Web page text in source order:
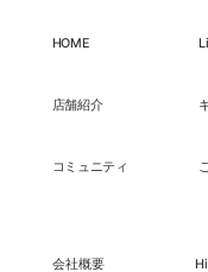
HOME
店舗紹介
コミュニティ
会社概要